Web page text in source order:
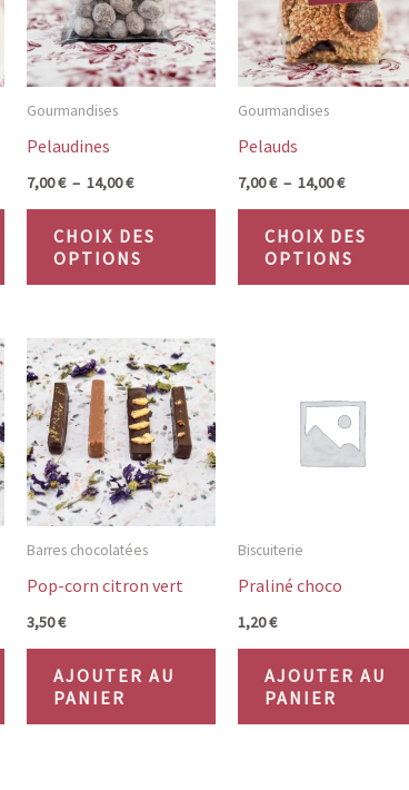
Gourmandises
Pelaudines
7,00€ – 14,00€Plage
7,00 €
à
14,00 €
CHOIX DES
OPTIONS
Ce
produit
a
variations.
Les
options
peuvent
page
Gourmandises
Pelauds
7,00€ – 14,00€Plage
7,00 €
à
14,00 €
CHOIX DES
OPTIONS
Barres chocolatées
Pop-corn citron vert
3,50€
AJOUTER AU
PANIER
Biscuiterie
Praliné choco
1,20€
AJOUTER AU
PANIER